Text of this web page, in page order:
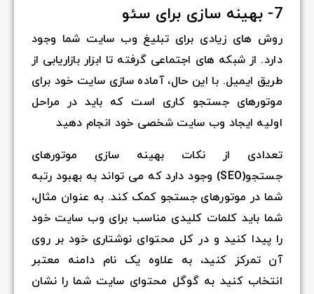
7- بهینه سازی برای سئو
روش های زیادی برای تبلیغ وب سایت شما وجود
دارد. از شبکه های اجتماعی گرفته تا ابزار بازاریابی از
طریق ایمیل. با این حال، آماده سازی سایت خود برای
موتورهای جستجو کاری است که باید در مراحل
اولیه ایجاد وب سایت شخصی خود انجام دهید
تعدادی از نکات بهینه سازی موتورهای
جستجو(SEO) وجود دارد که می تواند به بهبود رتبه
شما در موتورهای جستجو کمک کند. به عنوان مثال،
شما باید کلمات کلیدی مناسب برای وب سایت خود
را پیدا کنید و در کل محتوای نوشتاری خود بر روی
آن تمرکز کنید، به علاوه یک نام دامنه معتبر
انتخاب کنید به گوگل محتوای سایت شما را نشان